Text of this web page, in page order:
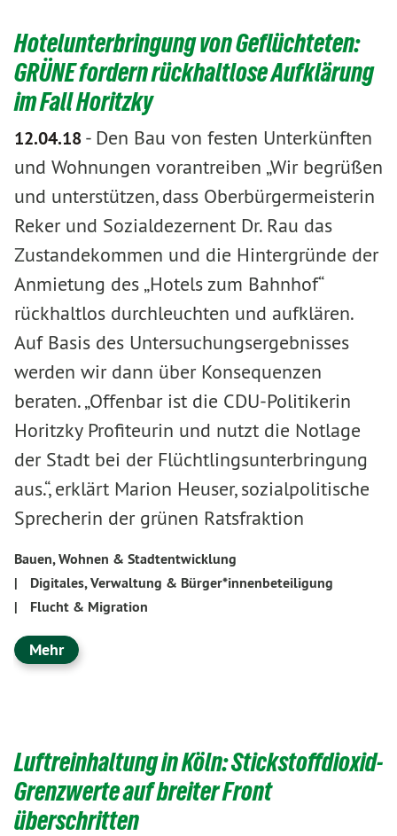
Hotelunterbringung von Geflüchteten:
GRÜNE fordern rückhaltlose Aufklärung
im Fall Horitzky
12.04.18- Den Bau von festen Unterkünften
und Wohnungen vorantreiben „Wir begrüßen
und unterstützen, dass Oberbürgermeisterin
Reker und Sozialdezernent Dr. Rau das
Zustandekommen und die Hintergründe der
Anmietung des „Hotels zum Bahnhof“
rückhaltlos durchleuchten und aufklären.
Auf Basis des Untersuchungsergebnisses
werden wir dann über Konsequenzen
beraten. „Offenbar ist die CDU-Politikerin
Horitzky Profiteurin und nutzt die Notlage
der Stadt bei der Flüchtlingsunterbringung
aus.“, erklärt Marion Heuser, sozialpolitische
Sprecherin der grünen Ratsfraktion
Bauen, Wohnen & Stadtentwicklung
|
Digitales, Verwaltung & Bürger*innenbeteiligung
|
Flucht & Migration
Mehr
Luftreinhaltung in Köln: Stickstoffdioxid-
Grenzwerte auf breiter Front
überschritten